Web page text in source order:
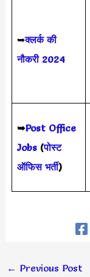
➥क्लर्क की
नौकरी 2024
➥Post Office
Jobs(पोस्ट
ऑफिस भर्ती)
← Previous Post